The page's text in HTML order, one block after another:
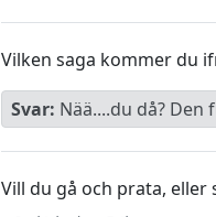
Vilken saga kommer du
Svar: Nää....du då? Den
Vill du gå och prata,